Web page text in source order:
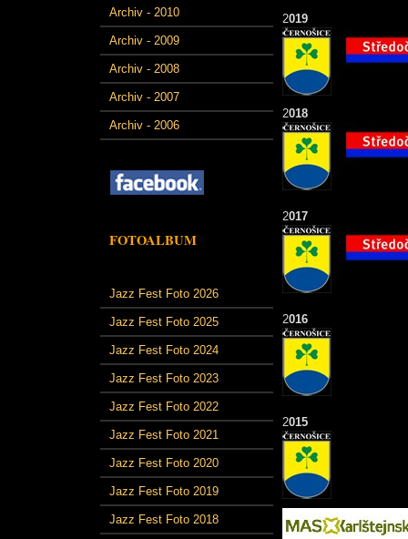
Archiv - 2010
Archiv - 2009
Archiv - 2008
Archiv - 2007
Archiv - 2006
FOTOALBUM
Jazz Fest Foto 2026
Jazz Fest Foto 2025
Jazz Fest Foto 2024
Jazz Fest Foto 2023
Jazz Fest Foto 2022
Jazz Fest Foto 2021
Jazz Fest Foto 2020
Jazz Fest Foto 2019
Jazz Fest Foto 2018
2019
2018
2017
2016
2015